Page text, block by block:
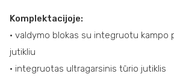
Komplektacijoje:
• valdymo blokas su integruotu kampo
jutikliu
• integruotas ultragarsinis tūrio jutiklis